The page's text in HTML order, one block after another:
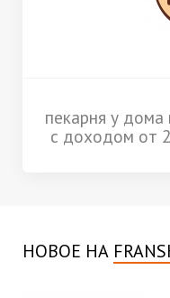
пекарня у
с доходом от
НОВОЕ НА